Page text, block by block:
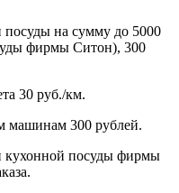
на сумму до 5000
фирмы Ситон), 300
30 руб./км.
машинам 300 рублей.
кухонной посуды фирмы